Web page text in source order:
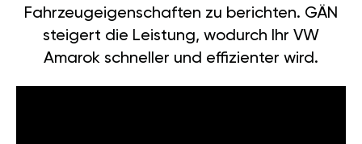
Fahrzeugeigenschaften zu berichten. GÄN
steigert die Leistung, wodurch Ihr VW
Amarok schneller und effizienter wird.